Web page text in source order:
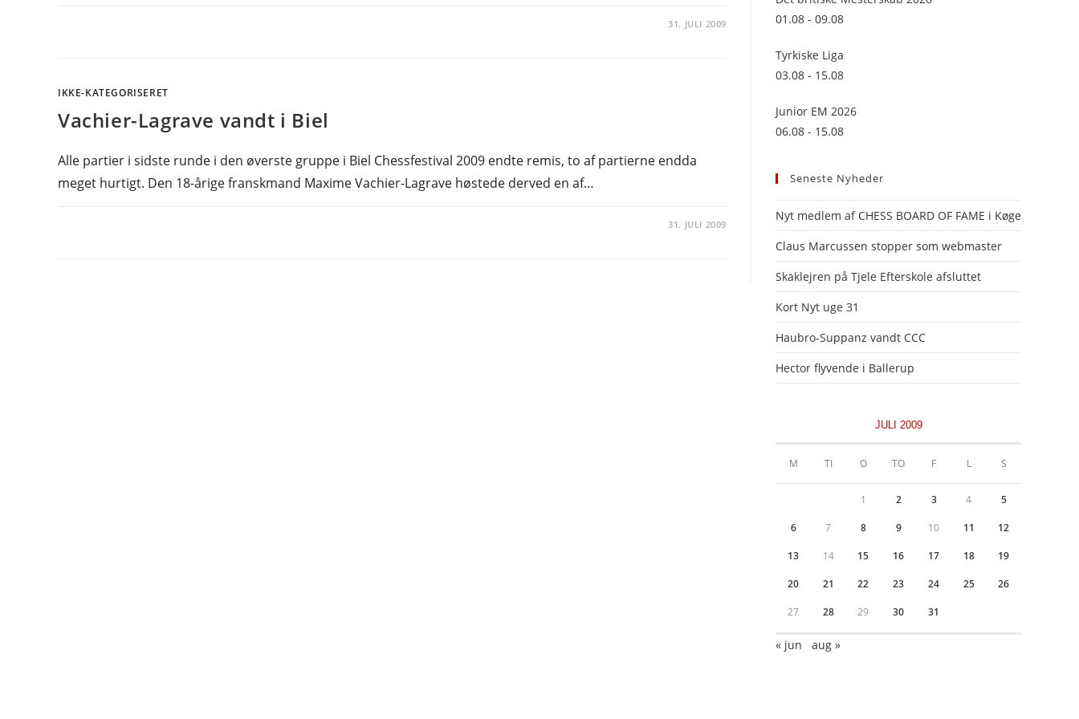
31. JULI 2009
IKKE-KATEGORISERET
Vachier-Lagrave vandt i Biel
Alle partier i sidste runde i den øverste gruppe i Biel Chessfestival 2009 endte remis, to af partierne endda
meget hurtigt. Den 18-årige franskmand Maxime Vachier-Lagrave høstede derved en af…
31. JULI 2009
01.08 - 09.08
Tyrkiske Liga
03.08 - 15.08
Junior EM 2026
06.08 - 15.08
Seneste Nyheder
Nyt medlem af CHESS BOARD OF FAME i Køge
Claus Marcussen stopper som webmaster
Skaklejren på Tjele Efterskole afsluttet
Kort Nyt uge 31
Haubro-Suppanz vandt CCC
Hector flyvende i Ballerup
JULI 2009
M TI O TO F L S
1 2 3 4 5
6 7 8 9 10 11 12
13 14 15 16 17 18 19
20 21 22 23 24 25 26
27 28 29 30 31
« jun aug »